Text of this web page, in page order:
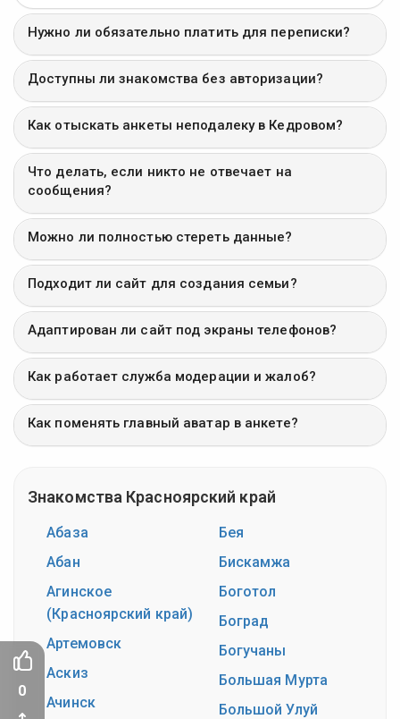
Нужно ли обязательно платить для переписки?
Доступны ли знакомства без авторизации?
Как отыскать анкеты неподалеку в Кедровом?
Что делать, если никто не отвечает на
сообщения?
Можно ли полностью стереть данные?
Подходит ли сайт для создания семьи?
Адаптирован ли сайт под экраны телефонов?
Как работает служба модерации и жалоб?
Как поменять главный аватар в анкете?
Знакомства Красноярский край
Абаза
Абан
Агинское
(Красноярский край)
Артемовск
Аскиз
Ачинск
Бея
Бискамжа
Боготол
Боград
Богучаны
Большая Мурта
Большой Улуй
0